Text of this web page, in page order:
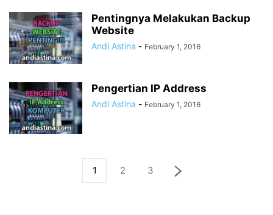
Pentingnya Melakukan Backup
Website
Andi Astina - February 1, 2016
Pengertian IP Address
Andi Astina - February 1, 2016
1 2 3